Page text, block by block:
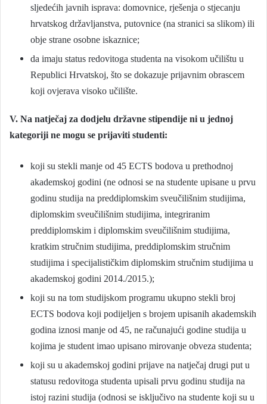
sljedećih javnih isprava: domovnice, rješenja o stjecanju
hrvatskog državljanstva, putovnice (na stranici sa slikom) ili
obje strane osobne iskaznice;
da imaju status redovitoga studenta na visokom učilištu u
Republici Hrvatskoj, što se dokazuje prijavnim obrascem
koji ovjerava visoko učilište.
V. Na natječaj za dodjelu državne stipendije ni u jednoj
kategoriji ne mogu se prijaviti studenti:
koji su stekli manje od 45 ECTS bodova u prethodnoj
akademskoj godini (ne odnosi se na studente upisane u prvu
godinu studija na preddiplomskim sveučilišnim studijima,
diplomskim sveučilišnim studijima, integriranim
preddiplomskim i diplomskim sveučilišnim studijima,
kratkim stručnim studijima, preddiplomskim stručnim
studijima i specijalističkim diplomskim stručnim studijima u
akademskoj godini 2014./2015.);
koji su na tom studijskom programu ukupno stekli broj
ECTS bodova koji podijeljen s brojem upisanih akademskih
godina iznosi manje od 45, ne računajući godine studija u
kojima je student imao upisano mirovanje obveza studenta;
koji su u akademskoj godini prijave na natječaj drugi put u
statusu redovitoga studenta upisali prvu godinu studija na
istoj razini studija (odnosi se isključivo na studente koji su u